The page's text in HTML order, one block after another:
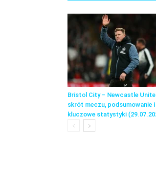
Bristol City – Newcastle
skrót meczu, podsumowanie i
kluczowe statystyki